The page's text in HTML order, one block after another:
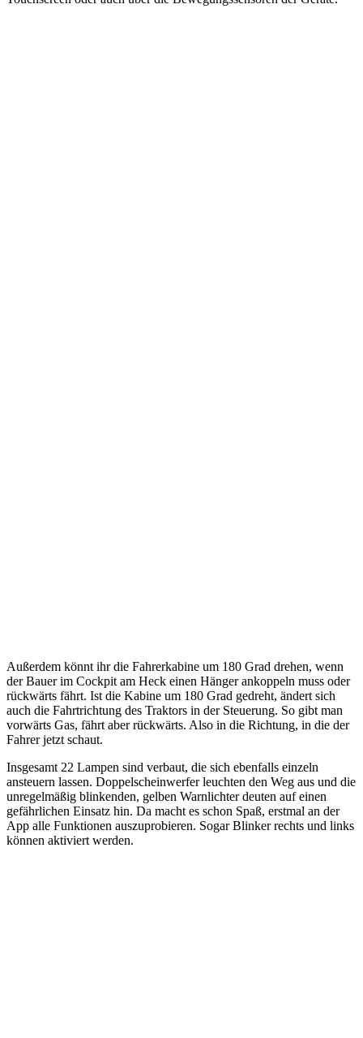
Außerdem könnt ihr die Fahrerkabine um 180 Grad drehen, wenn
der Bauer im Cockpit am Heck einen Hänger ankoppeln muss oder
rückwärts fährt. Ist die Kabine um 180 Grad gedreht, ändert sich
auch die Fahrtrichtung des Traktors in der Steuerung. So gibt man
vorwärts Gas, fährt aber rückwärts. Also in die Richtung, in die der
Fahrer jetzt schaut.
Insgesamt 22 Lampen sind verbaut, die sich ebenfalls einzeln
ansteuern lassen. Doppelscheinwerfer leuchten den Weg aus und die
unregelmäßig blinkenden, gelben Warnlichter deuten auf einen
gefährlichen Einsatz hin. Da macht es schon Spaß, erstmal an der
App alle Funktionen auszuprobieren. Sogar Blinker rechts und links
können aktiviert werden.